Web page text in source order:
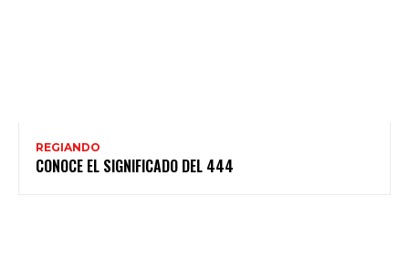
REGIANDO
CONOCE EL SIGNIFICADO DEL 444